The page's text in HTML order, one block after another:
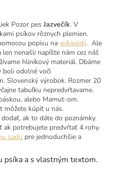
Pozor pes Jazvečík. V
psíkov rôznych plemien.
popisu na wikipédii. Ale
nenašli napíšte nám cez náš
hliníkový materiál. Dbáme
boli odolné voči
Slovenský výrobok. Rozmer 20
tabuľku nepredvŕtavame.
alebo Mamut-om.
môžete kúpiť u nás.
ak to dáte do poznámky.
ak potrebujete predvŕtať 4 rohy.
sadu pre jednoduchšie a
psíka a s vlastným textom.